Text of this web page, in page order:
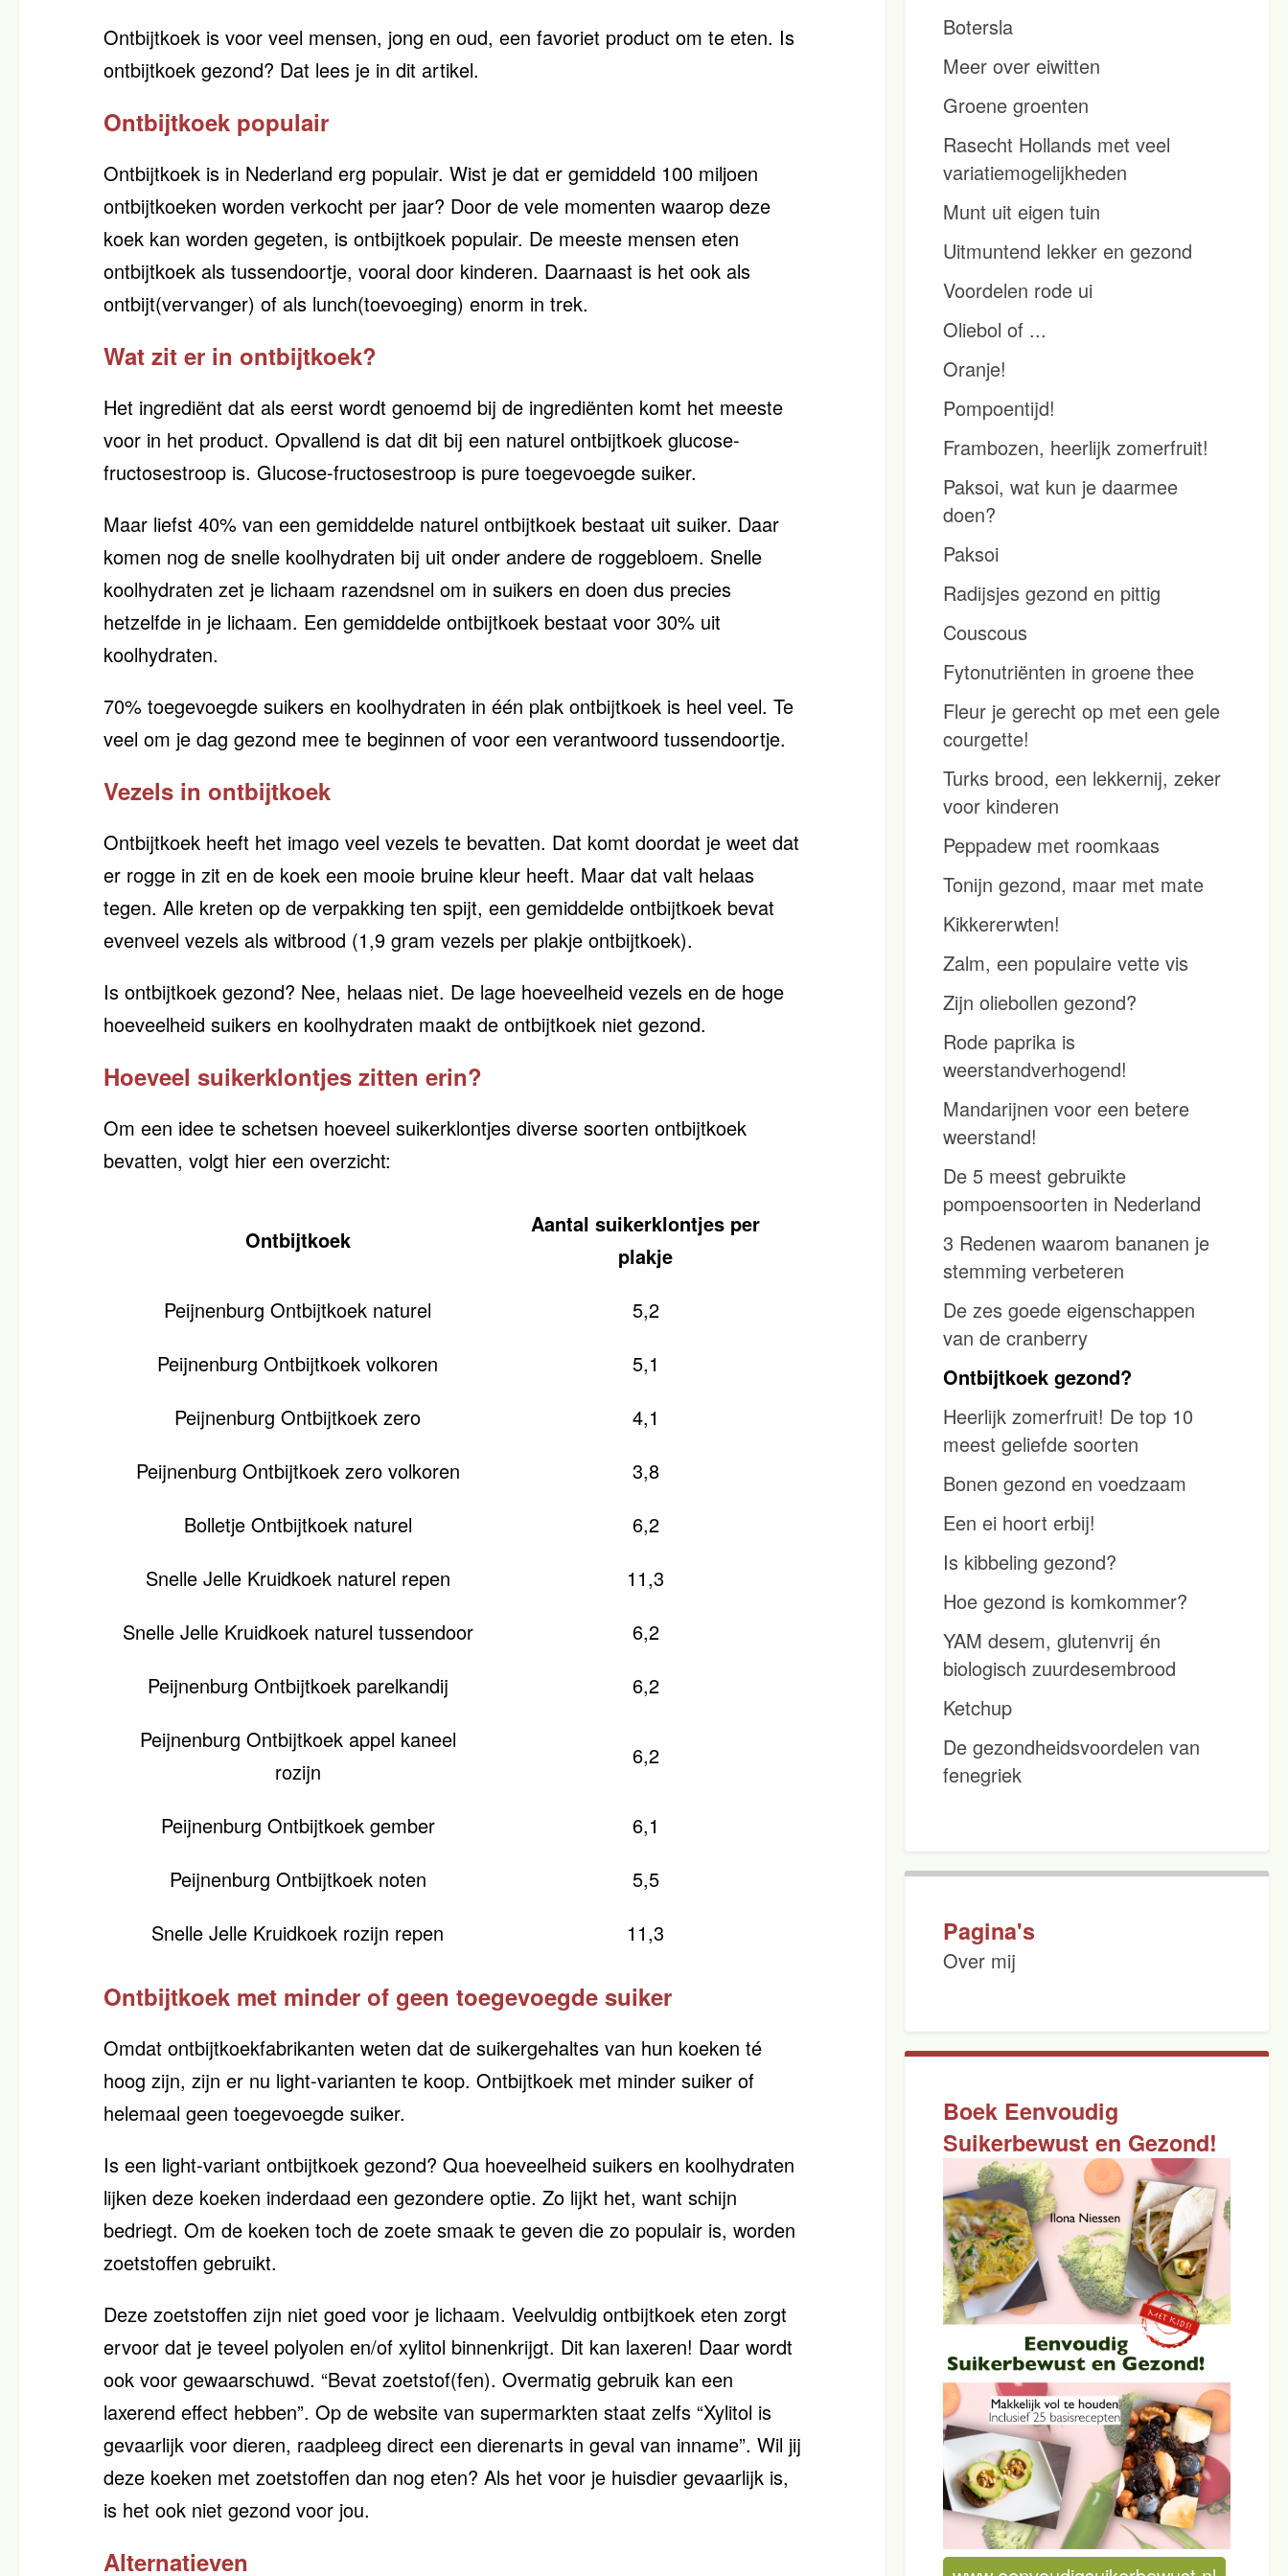
Ontbijtkoek is voor veel mensen, jong en oud, een favoriet product om te eten. Is
ontbijtkoek gezond? Dat lees je in dit artikel.
Ontbijtkoek populair
Ontbijtkoek is in Nederland erg populair. Wist je dat er gemiddeld 100 miljoen
ontbijtkoeken worden verkocht per jaar? Door de vele momenten waarop deze
koek kan worden gegeten, is ontbijtkoek populair. De meeste mensen eten
ontbijtkoek als tussendoortje, vooral door kinderen. Daarnaast is het ook als
ontbijt(vervanger) of als lunch(toevoeging) enorm in trek.
Wat zit er in ontbijtkoek?
Het ingrediënt dat als eerst wordt genoemd bij de ingrediënten komt het meeste
voor in het product. Opvallend is dat dit bij een naturel ontbijtkoek glucose-
fructosestroop is. Glucose-fructosestroop is pure toegevoegde suiker.
Maar liefst 40% van een gemiddelde naturel ontbijtkoek bestaat uit suiker. Daar
komen nog de snelle koolhydraten bij uit onder andere de roggebloem. Snelle
koolhydraten zet je lichaam razendsnel om in suikers en doen dus precies
hetzelfde in je lichaam. Een gemiddelde ontbijtkoek bestaat voor 30% uit
koolhydraten.
70% toegevoegde suikers en koolhydraten in één plak ontbijtkoek is heel veel. Te
veel om je dag gezond mee te beginnen of voor een verantwoord tussendoortje.
Vezels in ontbijtkoek
Ontbijtkoek heeft het imago veel vezels te bevatten. Dat komt doordat je weet dat
er rogge in zit en de koek een mooie bruine kleur heeft. Maar dat valt helaas
tegen. Alle kreten op de verpakking ten spijt, een gemiddelde ontbijtkoek bevat
evenveel vezels als witbrood (1,9 gram vezels per plakje ontbijtkoek).
Is ontbijtkoek gezond? Nee, helaas niet. De lage hoeveelheid vezels en de hoge
hoeveelheid suikers en koolhydraten maakt de ontbijtkoek niet gezond.
Hoeveel suikerklontjes zitten erin?
Om een idee te schetsen hoeveel suikerklontjes diverse soorten ontbijtkoek
bevatten, volgt hier een overzicht:
Ontbijtkoek
Aantal suikerklontjes per
plakje
Peijnenburg Ontbijtkoek naturel
5,2
Peijnenburg Ontbijtkoek volkoren
5,1
Peijnenburg Ontbijtkoek zero
4,1
Peijnenburg Ontbijtkoek zero volkoren
3,8
Bolletje Ontbijtkoek naturel
6,2
Snelle Jelle Kruidkoek naturel repen
11,3
Snelle Jelle Kruidkoek naturel tussendoor
6,2
Peijnenburg Ontbijtkoek parelkandij
6,2
Peijnenburg Ontbijtkoek appel kaneel
rozijn
6,2
Peijnenburg Ontbijtkoek gember
6,1
Peijnenburg Ontbijtkoek noten
5,5
Snelle Jelle Kruidkoek rozijn repen
11,3
Ontbijtkoek met minder of geen toegevoegde suiker
Omdat ontbijtkoekfabrikanten weten dat de suikergehaltes van hun koeken té
hoog zijn, zijn er nu light-varianten te koop. Ontbijtkoek met minder suiker of
helemaal geen toegevoegde suiker.
Is een light-variant ontbijtkoek gezond? Qua hoeveelheid suikers en koolhydraten
lijken deze koeken inderdaad een gezondere optie. Zo lijkt het, want schijn
bedriegt. Om de koeken toch de zoete smaak te geven die zo populair is, worden
zoetstoffen gebruikt.
Deze zoetstoffen zijn niet goed voor je lichaam. Veelvuldig ontbijtkoek eten zorgt
ervoor dat je teveel polyolen en/of xylitol binnenkrijgt. Dit kan laxeren! Daar wordt
ook voor gewaarschuwd. Bevat zoetstof(fen). Overmatig gebruik kan een
laxerend effect hebben . Op de website van supermarkten staat zelfs Xylitol is
gevaarlijk voor dieren, raadpleeg direct een dierenarts in geval van inname . Wil jij
deze koeken met zoetstoffen dan nog eten? Als het voor je huisdier gevaarlijk is,
is het ook niet gezond voor jou.
Alternatieven
Botersla
Meer over eiwitten
Groene groenten
Rasecht Hollands met veel
variatiemogelijkheden
Munt uit eigen tuin
Uitmuntend lekker en gezond
Voordelen rode ui
Oliebol of ...
Oranje!
Pompoentijd!
Frambozen, heerlijk zomerfruit!
Paksoi, wat kun je daarmee
doen?
Paksoi
Radijsjes gezond en pittig
Couscous
Fytonutriënten in groene thee
Fleur je gerecht op met een gele
courgette!
Turks brood, een lekkernij, zeker
voor kinderen
Peppadew met roomkaas
Tonijn gezond, maar met mate
Kikkererwten!
Zalm, een populaire vette vis
Zijn oliebollen gezond?
Rode paprika is
weerstandverhogend!
Mandarijnen voor een betere
weerstand!
De 5 meest gebruikte
pompoensoorten in Nederland
3 Redenen waarom bananen je
stemming verbeteren
De zes goede eigenschappen
van de cranberry
Ontbijtkoek gezond?
Heerlijk zomerfruit! De top 10
meest geliefde soorten
Bonen gezond en voedzaam
Een ei hoort erbij!
Is kibbeling gezond?
Hoe gezond is komkommer?
YAM desem, glutenvrij én
biologisch zuurdesembrood
Ketchup
De gezondheidsvoordelen van
fenegriek
Pagina's
Over mij
Boek Eenvoudig
Suikerbewust en Gezond!